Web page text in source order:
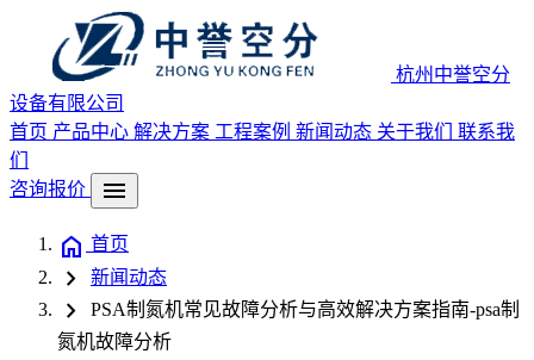
杭州中誉空分
设备有限公司
首页 产品中心 解决方案 工程案例 新闻动态 关于我们 联系我
们
咨询报价
menu
home 首页
chevron_right 新闻动态
chevron_right
PSA制氮机常见故障分析与高效解决方案指南-psa制
氮机故障分析